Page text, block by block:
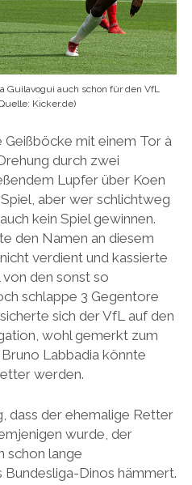
Guilavogui auch schon für den VfL
Kicker.de)
mit einem Tor à
durch zwei
Lupfer über Koen
aber wer schlichtweg
kein Spiel gewinnen.
den Namen an diesem
verdient und kassierte
den sonst so
schlappe 3 Gegentore
sich der VfL auf den
wohl gemerkt zum
Labbadia könnte
werden.
dass der ehemalige Retter
wurde, der
schon lange
Dinos hämmert.